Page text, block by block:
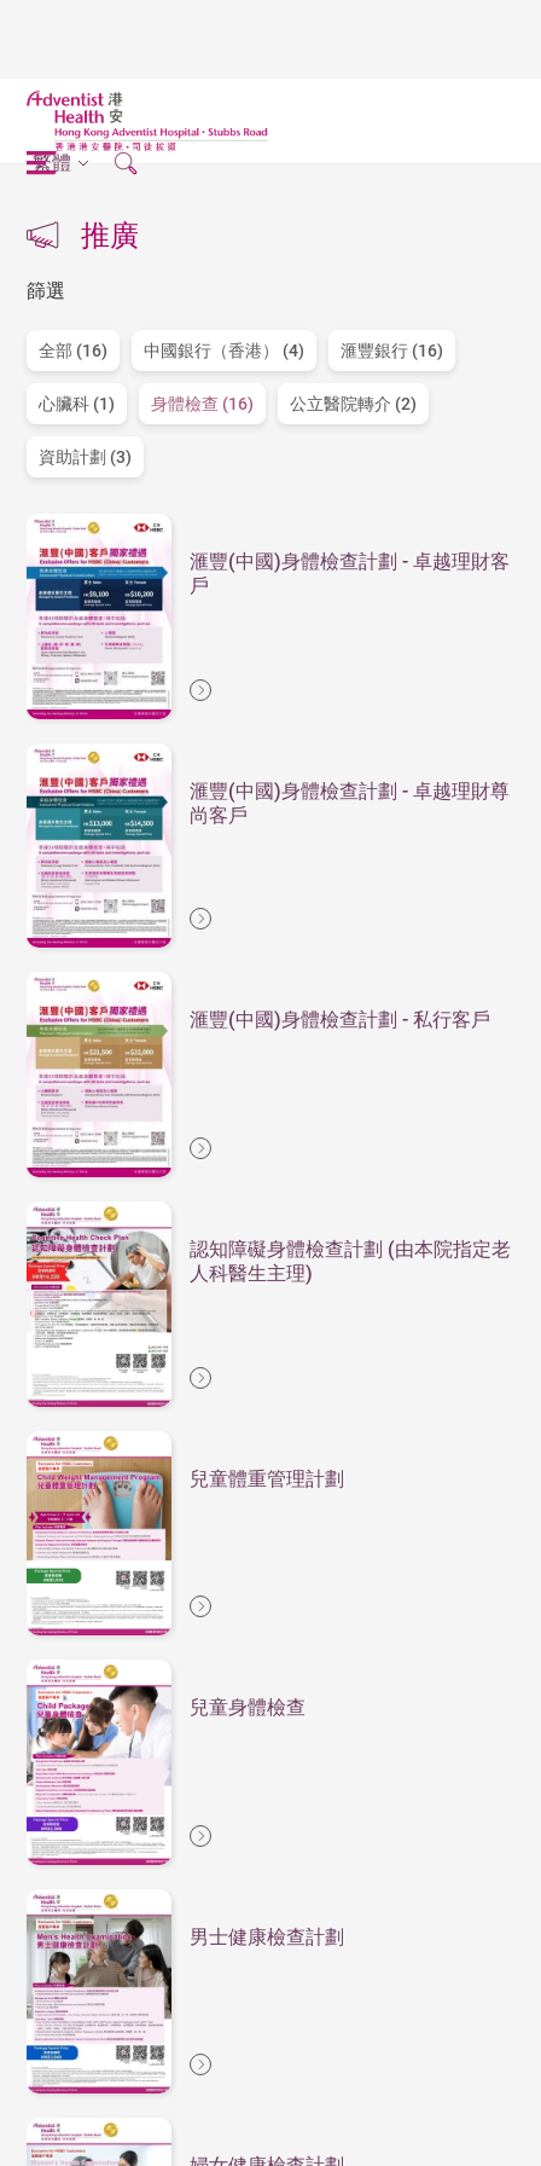
繁體
推廣
篩選
全部 (16) 中國銀行（香港） (4) 滙豐銀行 (16)
心臟科 (1) 身體檢查 (16) 公立醫院轉介 (2)
資助計劃 (3)
滙豐(中國)身體檢查計劃 - 卓越理財客
戶
滙豐(中國)身體檢查計劃 - 卓越理財尊
尚客戶
滙豐(中國)身體檢查計劃 - 私行客戶
認知障礙身體檢查計劃 (由本院指定老
人科醫生主理)
兒童體重管理計劃
兒童身體檢查
男士健康檢查計劃